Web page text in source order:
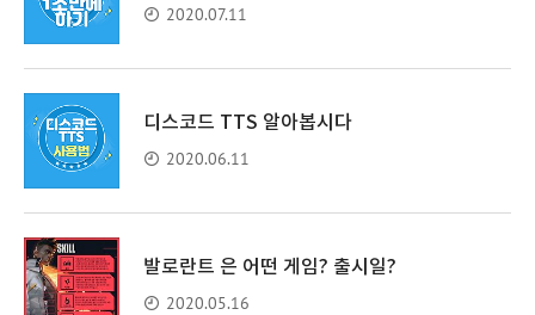
2020.07.11
디스코드 TTS 알아봅시다
2020.06.11
발로란트 은 어떤 게임? 출시일?
2020.05.16